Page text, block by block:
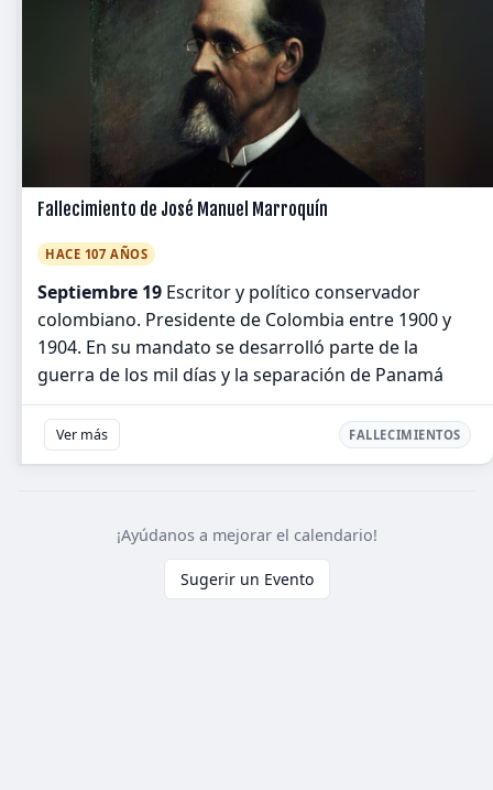
Fallecimiento de José Manuel Marroquín
HACE 107 AÑOS
Septiembre 19 Escritor y político conservador
colombiano. Presidente de Colombia entre 1900 y
1904. En su mandato se desarrolló parte de la
guerra de los mil días y la separación de Panamá
Ver más FALLECIMIENTOS
¡Ayúdanos a mejorar el calendario!
Sugerir un Evento